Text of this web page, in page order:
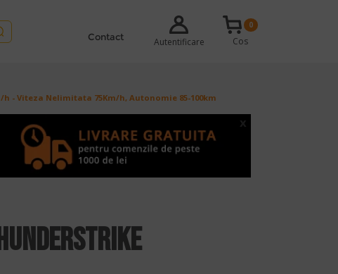
Contact Autentificare
0
Cos
h - Viteza Nelimitata 75Km/h, Autonomie 85-100km
x